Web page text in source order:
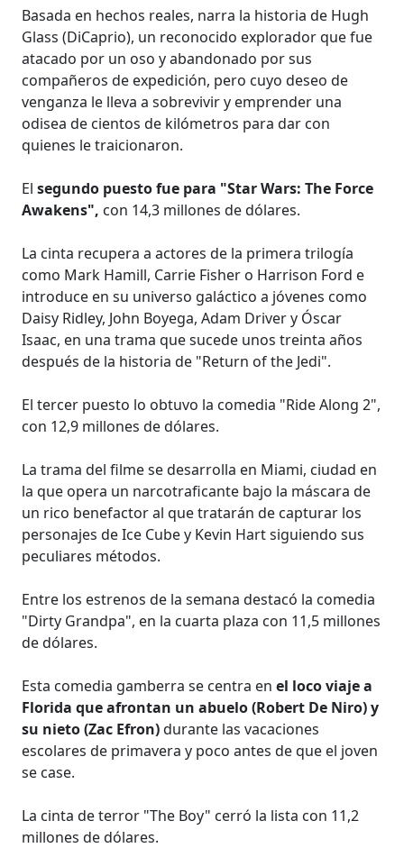
Basada en hechos reales, narra la historia de Hugh
Glass (DiCaprio), un reconocido explorador que fue
atacado por un oso y abandonado por sus
compañeros de expedición, pero cuyo deseo de
venganza le lleva a sobrevivir y emprender una
odisea de cientos de kilómetros para dar con
quienes le traicionaron.
Elsegundo puesto fue para "Star Wars: The Force
Awakens", con 14,3 millones de dólares.
La cinta recupera a actores de la primera trilogía
como Mark Hamill, Carrie Fisher o Harrison Ford e
introduce en su universo galáctico a jóvenes como
Daisy Ridley, John Boyega, Adam Driver y Óscar
Isaac, en una trama que sucede unos treinta años
después de la historia de "Return of the Jedi".
El tercer puesto lo obtuvo la comedia "Ride Along 2",
con 12,9 millones de dólares.
La trama del filme se desarrolla en Miami, ciudad en
la que opera un narcotraficante bajo la máscara de
un rico benefactor al que tratarán de capturar los
personajes de Ice Cube y Kevin Hart siguiendo sus
peculiares métodos.
Entre los estrenos de la semana destacó la comedia
"Dirty Grandpa", en la cuarta plaza con 11,5 millones
de dólares.
Esta comedia gamberra se centra enel loco viaje a
Florida que afrontan un abuelo (Robert De Niro) y
su nieto (Zac Efron)durante las vacaciones
escolares de primavera y poco antes de que el joven
se case.
La cinta de terror "The Boy" cerró la lista con 11,2
millones de dólares.